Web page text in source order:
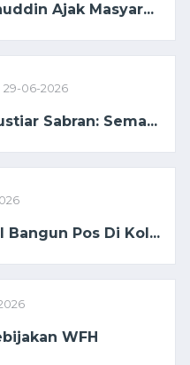
Ajak Masyar...
29-06-2026
Sabran: Sema...
Bangun Pos Di Kol...
WFH